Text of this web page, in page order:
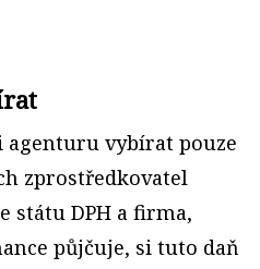
agenturu vybírat pouze
zprostředkovatel
státu DPH a firma,
půjčuje, si tuto daň